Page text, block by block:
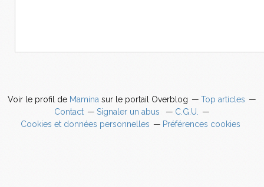
Voir le profil de Mamina sur le portail Overblog
Top articles
Contact
Signaler un abus
C.G.U.
Cookies et données personnelles
Préférences cookies